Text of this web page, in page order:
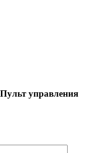
управления